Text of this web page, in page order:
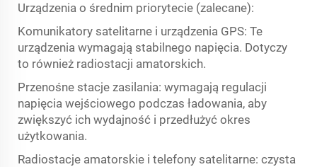
Urządzenia o średnim priorytecie (zalecane):
Komunikatory satelitarne i urządzenia GPS: Te
urządzenia wymagają stabilnego napięcia. Dotyczy
to również radiostacji amatorskich.
Przenośne stacje zasilania: wymagają regulacji
napięcia wejściowego podczas ładowania, aby
zwiększyć ich wydajność i przedłużyć okres
użytkowania.
Radiostacje amatorskie i telefony satelitarne: czysta